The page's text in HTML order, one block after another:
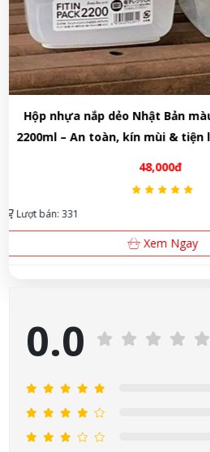
Chén Caramen
30,000đ
Lượt bán: 214
Xem Ngay
0.0